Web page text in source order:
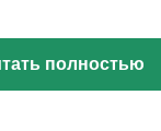
полностью